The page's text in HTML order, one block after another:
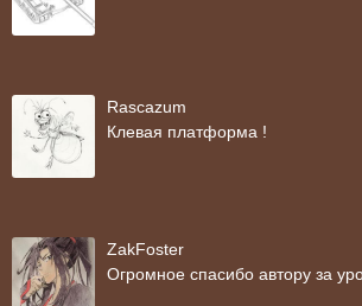
Rascazum
Клевая платформа !
ZakFoster
Огромное спасибо автору за